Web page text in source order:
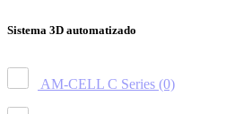
Sistema 3D automatizado
AM-CELL C Series (0)